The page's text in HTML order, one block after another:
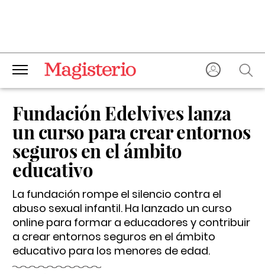
Fundación Edelvives lanza
un curso para crear entornos
seguros en el ámbito
educativo
La fundación rompe el silencio contra el
abuso sexual infantil. Ha lanzado un curso
online para formar a educadores y contribuir
a crear entornos seguros en el ámbito
educativo para los menores de edad.